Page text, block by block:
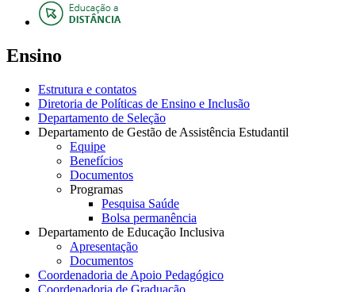
Ensino
Estrutura e contatos
Diretoria de Políticas de Ensino e Inclusão
Departamento de Seleção
Departamento de Gestão de Assistência Estudantil
Equipe
Benefícios
Documentos
Programas
Pesquisa Saúde
Bolsa permanência
Departamento de Educação Inclusiva
Apresentação
Documentos
Coordenadoria de Apoio Pedagógico